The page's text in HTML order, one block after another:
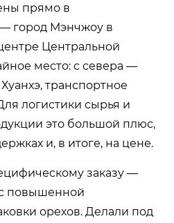
прямо в
город Мэнчжоу в
Центральной
место: с севера —
транспортное
логистики сырья и
это большой плюс,
и, в итоге, на цене.
заказу —
повышенной
орехов. Делали под